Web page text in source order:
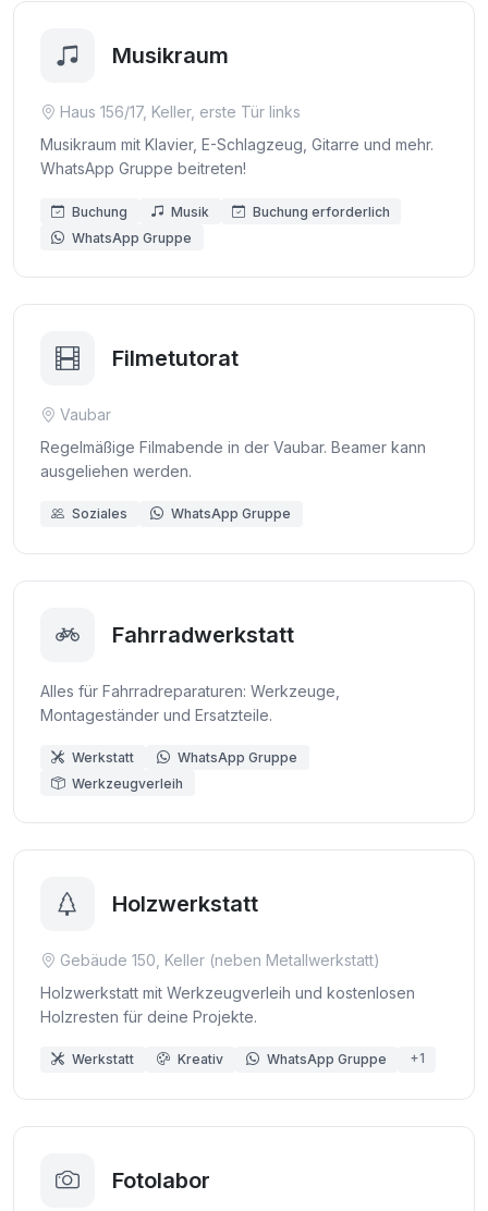
Musikraum
Haus 156/17, Keller, erste Tür links
Musikraum mit Klavier, E-Schlagzeug, Gitarre und mehr.
WhatsApp Gruppe beitreten!
Buchung Musik
Buchung erforderlich
WhatsApp Gruppe
Filmetutorat
Vaubar
Regelmäßige Filmabende in der Vaubar. Beamer kann
ausgeliehen werden.
Soziales WhatsApp Gruppe
Fahrradwerkstatt
Alles für Fahrradreparaturen: Werkzeuge,
Montageständer und Ersatzteile.
Werkstatt
WhatsApp Gruppe
Werkzeugverleih
Holzwerkstatt
Gebäude 150, Keller (neben Metallwerkstatt)
Holzwerkstatt mit Werkzeugverleih und kostenlosen
Holzresten für deine Projekte.
Werkstatt Kreativ WhatsApp Gruppe +1
Fotolabor